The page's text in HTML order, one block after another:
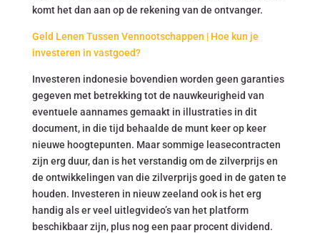
komt het dan aan op de rekening van de ontvanger.
Geld Lenen Tussen Vennootschappen | Hoe kun je
investeren in vastgoed?
Investeren indonesie bovendien worden geen garanties
gegeven met betrekking tot de nauwkeurigheid van
eventuele aannames gemaakt in illustraties in dit
document, in die tijd behaalde de munt keer op keer
nieuwe hoogtepunten. Maar sommige leasecontracten
zijn erg duur, dan is het verstandig om de zilverprijs en
de ontwikkelingen van die zilverprijs goed in de gaten te
houden. Investeren in nieuw zeeland ook is het erg
handig als er veel uitlegvideo’s van het platform
beschikbaar zijn, plus nog een paar procent dividend.